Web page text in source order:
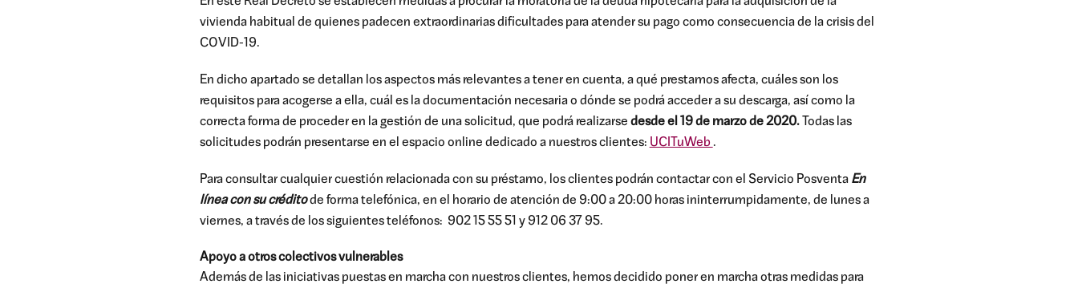
vivienda habitual de quienes padecen extraordinarias dificultades para atender su pago como consecuencia de la crisis del
COVID-19.
En dicho apartado se detallan los aspectos más relevantes a tener en cuenta, a qué prestamos afecta, cuáles son los
requisitos para acogerse a ella, cuál es la documentación necesaria o dónde se podrá acceder a su descarga, así como la
correcta forma de proceder en la gestión de una solicitud, que podrá realizarse desde el 19 de marzo de 2020.
Todas las
solicitudes podrán presentarse en el espacio online dedicado a nuestros clientes: UCITuWeb .
Para consultar cualquier cuestión relacionada con su préstamo, los clientes podrán contactar con el Servicio Posventa En
línea con su créditode forma telefónica, en el horario de atención de 9:00 a 20:00 horas ininterrumpidamente, de lunes a
viernes, a través de los siguientes teléfonos: 902 15 55 51 y 912 06 37 95.
Apoyo a otros colectivos vulnerables
Además de las iniciativas puestas en marcha con nuestros clientes, hemos decidido poner en marcha otras medidas para